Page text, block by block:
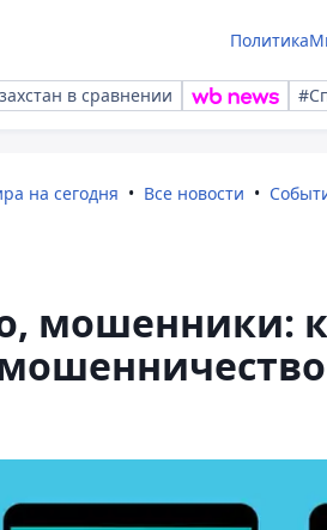
Политика
в сравнении
на сегодня Все новости
мошенники: